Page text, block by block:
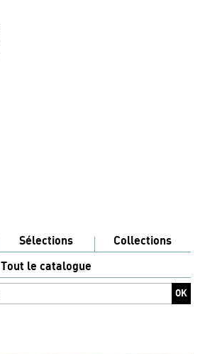
Sélections
Collections
Tout le catalogue